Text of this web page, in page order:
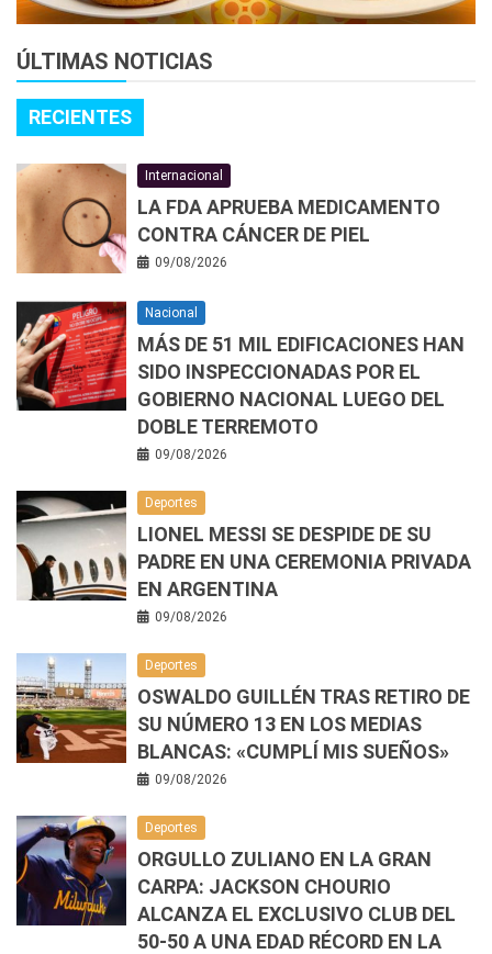
ÚLTIMAS NOTICIAS
RECIENTES
Internacional
LA FDA APRUEBA MEDICAMENTO
CONTRA CÁNCER DE PIEL
09/08/2026
Nacional
MÁS DE 51 MIL EDIFICACIONES HAN
SIDO INSPECCIONADAS POR EL
GOBIERNO NACIONAL LUEGO DEL
DOBLE TERREMOTO
09/08/2026
Deportes
LIONEL MESSI SE DESPIDE DE SU
PADRE EN UNA CEREMONIA PRIVADA
EN ARGENTINA
09/08/2026
Deportes
OSWALDO GUILLÉN TRAS RETIRO DE
SU NÚMERO 13 EN LOS MEDIAS
BLANCAS: «CUMPLÍ MIS SUEÑOS»
09/08/2026
Deportes
ORGULLO ZULIANO EN LA GRAN
CARPA: JACKSON CHOURIO
ALCANZA EL EXCLUSIVO CLUB DEL
50-50 A UNA EDAD RÉCORD EN LA